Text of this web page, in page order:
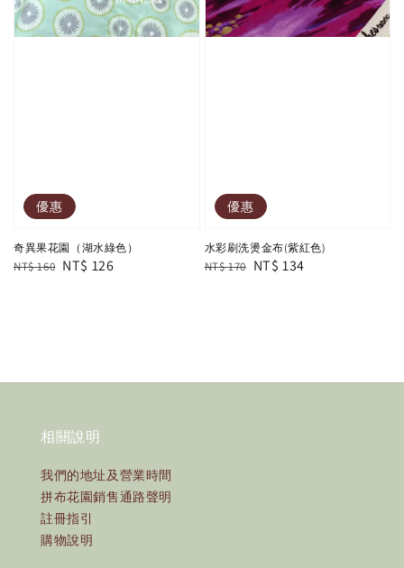
優惠
奇異果花園（湖水綠色）
Regular
NT$ 160 Sale
NT$ 126
優惠
水彩刷洗燙金布(紫紅色)
Regular
NT$ 170 Sale
NT$ 134
相關說明
我們的地址及營業時間
拼布花園銷售通路聲明
註冊指引
購物說明